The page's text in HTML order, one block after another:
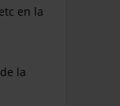
en la
la